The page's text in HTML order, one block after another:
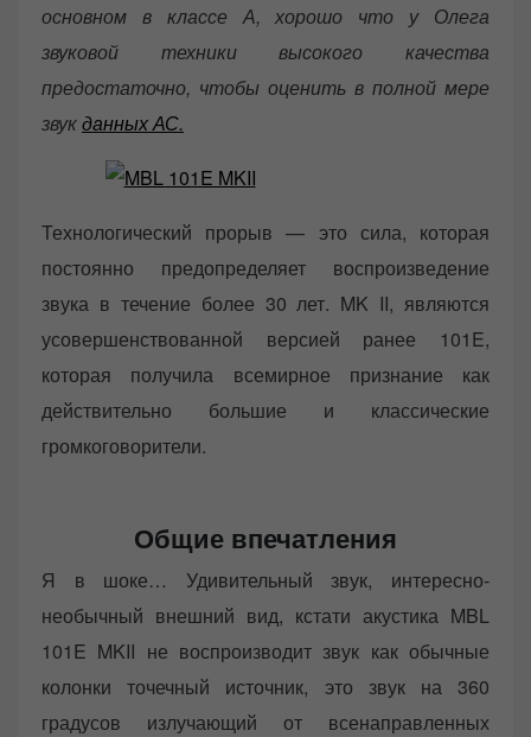
основном в классе А, хорошо что у Олега
звуковой техники высокого качества
предостаточно, чтобы оценить в полной мере
звукданных АС.
Технологический прорыв — это сила, которая
постоянно предопределяет воспроизведение
звука в течение более 30 лет. MK II, являются
усовершенствованной версией ранее 101E,
которая получила всемирное признание как
действительно большие и классические
громкоговорители.
Общие впечатления
Я в шоке… Удивительный звук, интересно-
необычный внешний вид, кстати акустика MBL
101E MKII не воспроизводит звук как обычные
колонки точечный источник, это звук на 360
градусов излучающий от всенаправленных